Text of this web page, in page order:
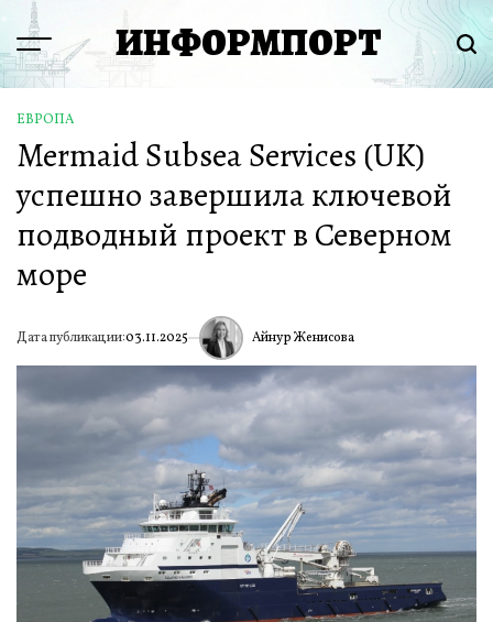
Перейти
содержимому
Menu ИНФОРМПОРТ
ОПУБЛИКОВАНО
В
ЕВРОПА
Mermaid Subsea Services (UK)
успешно завершила ключевой
подводный проект в Северном
море
Дата публикации:03.11.2025 ИА Айнур Женисова